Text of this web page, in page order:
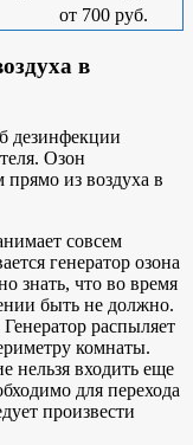
от 700 руб.
в
дезинфекции
Озон
из воздуха в
совсем
генератор озона
знать, что во время
быть не должно.
распыляет
комнаты.
нельзя входить еще
для перехода
произвести